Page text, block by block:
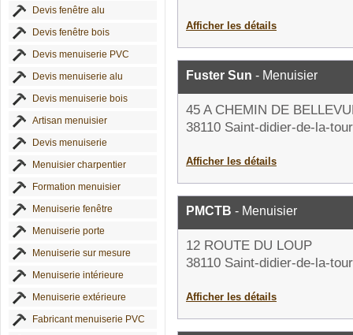
Devis fenêtre alu
Devis fenêtre bois
Devis menuiserie PVC
Devis menuiserie alu
Devis menuiserie bois
Artisan menuisier
Devis menuiserie
Menuisier charpentier
Formation menuisier
Menuiserie fenêtre
Menuiserie porte
Menuiserie sur mesure
Menuiserie intérieure
Menuiserie extérieure
Fabricant menuiserie PVC
Afficher les détails
Fuster Sun - Menuisier
45 A CHEMIN DE
38110 Saint-didier-de-la-tour
Afficher les détails
PMCTB - Menuisier
12 ROUTE DU LOUP
38110 Saint-didier-de-la-tour
Afficher les détails